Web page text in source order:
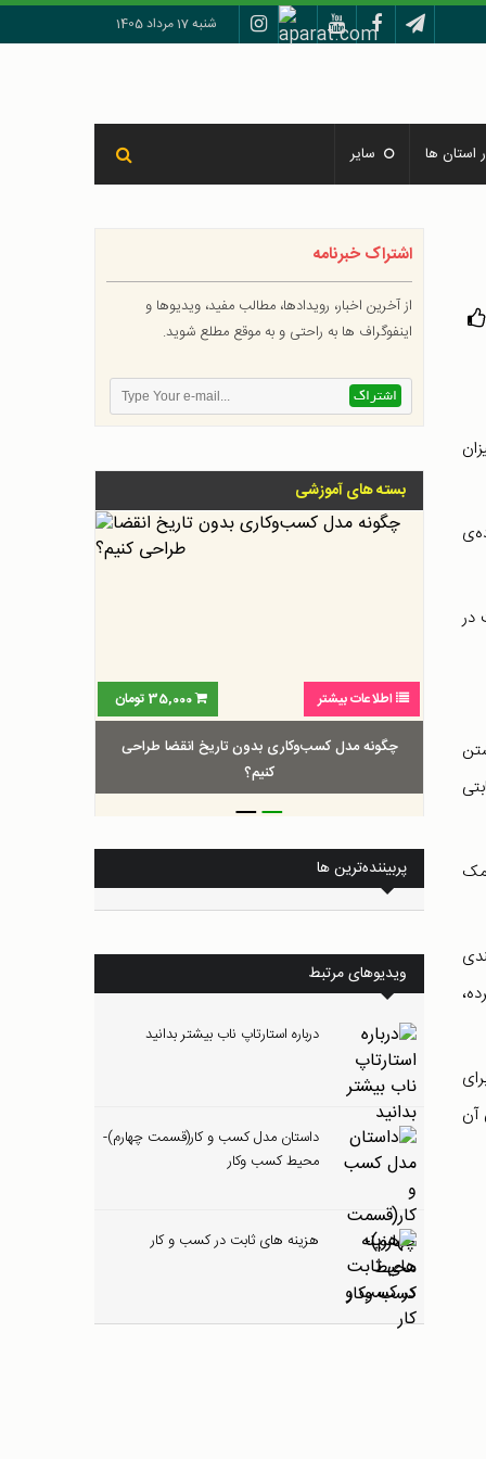
شنبه 17 مرداد 1405
استان ها سایر
در
آن
اشتراک خبرنامه
از آخرین اخبار، رویدادها، مطالب مفید، ویدیوها و
اینفوگراف ها به راحتی و به موقع مطلع شوید.
بسته های آموزشی
اطلاعات بیشتر 35,000تومان
چگونه مدل کسب‌و‌کاری بدون تاریخ انقضا طراحی
کنیم؟
__
پربیننده‌ترین ها
ویدیوهای مرتبط
درباره استارتاپ ناب بیشتر بدانید
داستان مدل کسب و کار(قسمت چهارم)-
محیط کسب وکار
هزینه های ثابت در کسب و کار